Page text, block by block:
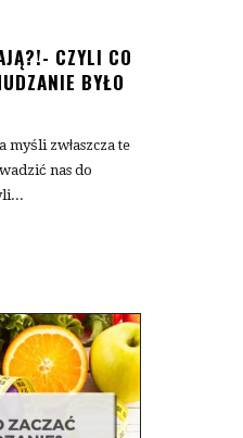
CZYLI CO
BYŁO
myśli zwłaszcza te
nas do